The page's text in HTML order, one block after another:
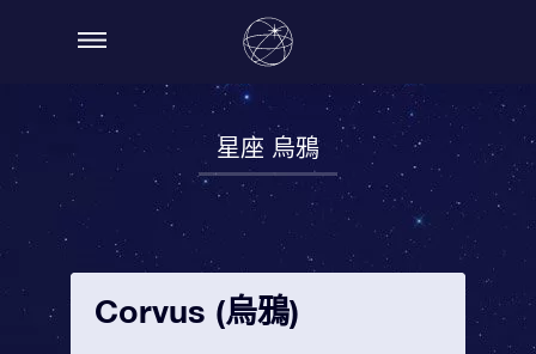
星座 烏鴉
Corvus (烏鴉)